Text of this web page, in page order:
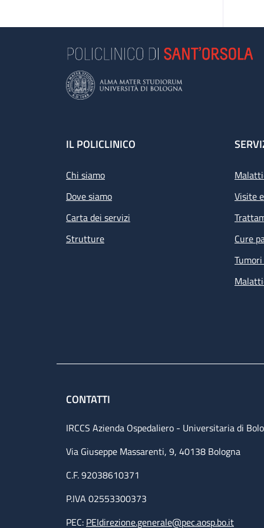
Footer
IL POLICLINICO
Chi siamo
Dove siamo
Carta dei servizi
Strutture
Visite
Cure
CONTATTI
IRCCS Azienda Ospedaliero - Universitaria di
Via Giuseppe Massarenti, 9, 40138 Bologna
C.F. 92038610371
P.IVA 02553300373
PEC: PEIdirezione.generale@pec.aosp.bo.it